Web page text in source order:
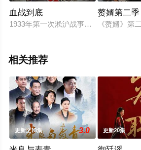
血战到底
1933年第一次淞沪战事结束之后，旅华
赘婿第二季
《赘婿》第
相关推荐
更新至13集 3.0 更新20集